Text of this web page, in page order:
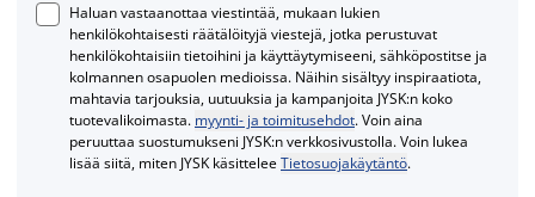
Haluan vastaanottaa viestintää, mukaan lukien
henkilökohtaisesti räätälöityjä viestejä, jotka perustuvat
henkilökohtaisiin tietoihini ja käyttäytymiseeni, sähköpostitse ja
kolmannen osapuolen medioissa. Näihin sisältyy inspiraatiota,
mahtavia tarjouksia, uutuuksia ja kampanjoita JYSK:n koko
tuotevalikoimasta. myynti- ja toimitusehdot. Voin aina
peruuttaa suostumukseni JYSK:n verkkosivustolla. Voin lukea
lisää siitä, miten JYSK käsitteleeTietosuojakäytäntö.